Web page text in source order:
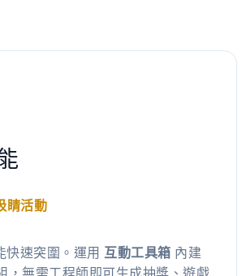
睛活動
快速突圍。運用 互動工具箱 內建
，無需工程師即可生成抽獎、遊戲